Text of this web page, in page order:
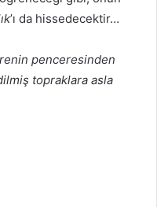
’ı da hissedecektir…
penceresinden
topraklara asla